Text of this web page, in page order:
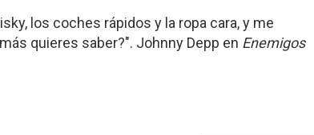
los coches rápidos y la ropa cara, y me
quieres saber?". Johnny Depp en Enemigos